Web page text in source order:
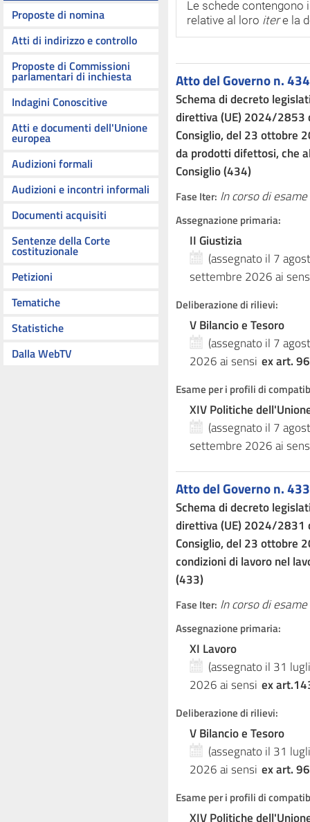
Proposte di nomina
Atti di indirizzo e controllo
Proposte di Commissioni
parlamentari di inchiesta
Indagini Conoscitive
Atti e documenti dell'Unione
europea
Audizioni formali
Audizioni e incontri informali
Documenti acquisiti
Sentenze della Corte
costituzionale
Petizioni
Tematiche
Statistiche
Dalla WebTV
Le schede contengono
relative al loro itere la
Atto del Governo n. 434
Schema di decreto
direttiva (UE) 2024/2853
Consiglio, del 23 ottobre
da prodotti difettosi, che
Consiglio (434)
Fase Iter: In corso di esame
Assegnazione primaria:
II Giustizia
(assegnato il 7
settembre 2026ai
Deliberazione di rilievi:
V Bilancio e Tesoro
(assegnato il 7
2026ai sensi ex art.
Esame per i profili di
XIV Politiche
(assegnato il 7
settembre 2026ai
Atto del Governo n. 433
Schema di decreto
direttiva (UE) 2024/2831
Consiglio, del 23 ottobre
condizioni di lavoro nel
(433)
Fase Iter: In corso di esame
Assegnazione primaria:
XI Lavoro
(assegnato il 31
2026ai sensi ex
Deliberazione di rilievi:
V Bilancio e Tesoro
(assegnato il 31
2026ai sensi ex art.
Esame per i profili di
XIV Politiche